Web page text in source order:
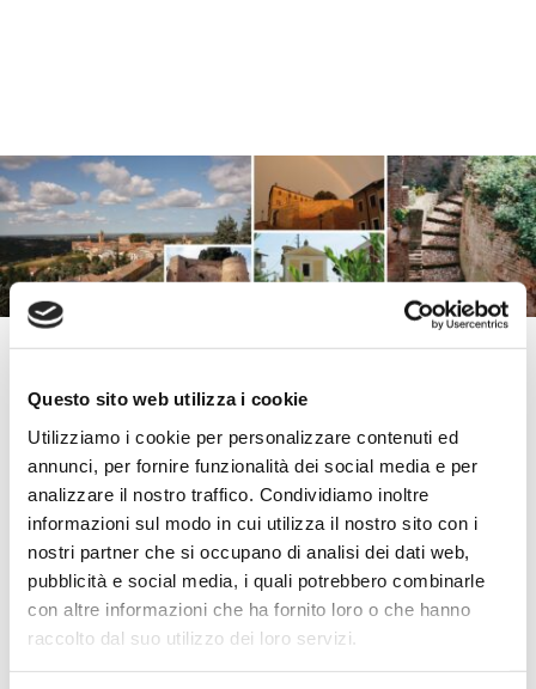
Questo sito web utilizza i cookie
Utilizziamo i cookie per personalizzare contenuti ed
annunci, per fornire funzionalità dei social media e per
analizzare il nostro traffico. Condividiamo inoltre
informazioni sul modo in cui utilizza il nostro sito con i
nostri partner che si occupano di analisi dei dati web,
pubblicità e social media, i quali potrebbero combinarle
con altre informazioni che ha fornito loro o che hanno
raccolto dal suo utilizzo dei loro servizi.
geruhsamen Urlaub in Montiano.
Festung, die mit ihrer Form die Grenzen
des Dorfes, der alten Heimat von
Giacomo Malatesta, zieht.Setzen Sie Ihre
Entdeckung fort zwischen dem Palazzo
Pasolini, dem Arco degli Spada und der Kirche
San Francesco.
Und wenn Sie Natur, Poesie und
Önogastronomie erleben möchten,wählen